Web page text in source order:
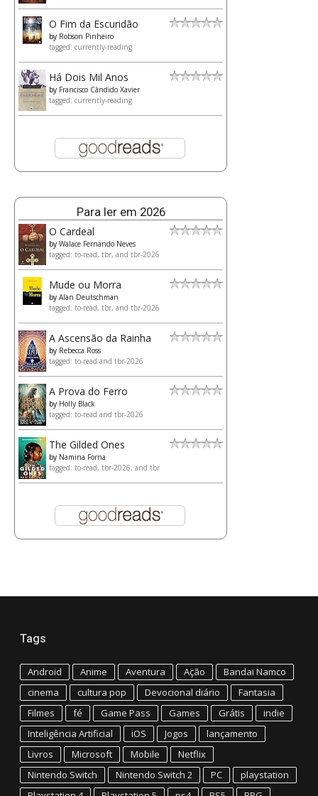
O Fim da Escuridão
by Robson Pinheiro
tagged: currently-reading
Há Dois Mil Anos
by Francisco Cândido Xavier
tagged: currently-reading
Para ler em 2026
O Cardeal
by Walace Fernando Neves
tagged: to-read, tbr, and tbr-2026
Mude ou Morra
by Alan Deutschman
tagged: to-read, tbr, and tbr-2026
A Ascensão da Rainha
by Rebecca Ross
tagged: to-read and tbr-2026
A Prova do Ferro
by Holly Black
tagged: to-read and tbr-2026
The Gilded Ones
by Namina Forna
tagged: to-read, tbr-2026, and tbr
Tags
Android Anime Aventura Ação
Bandai Namco
cinema
cultura pop Devocional diário
Fantasia
Filmes
fé Game Pass Games Grátis
indie
Inteligência Artificial
iOS Jogos
lançamento
Livros
Microsoft Mobile
Netflix
Nintendo Switch
Nintendo Switch 2 PC
playstation